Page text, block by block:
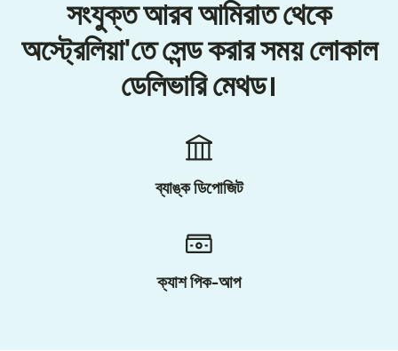
সংযুক্ত আরব আমিরাত থেকে
অস্ট্রেলিয়া'তে সেন্ড করার সময় লোকাল
ডেলিভারি মেথড।
ব্যাঙ্ক ডিপোজিট
ক্যাশ পিক-আপ